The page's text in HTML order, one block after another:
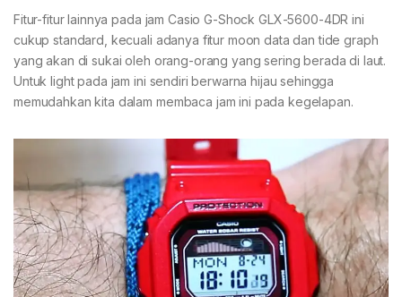
Fitur-fitur lainnya pada jam Casio G-Shock GLX-5600-4DR ini
cukup standard, kecuali adanya fitur moon data dan tide graph
yang akan di sukai oleh orang-orang yang sering berada di laut.
Untuk light pada jam ini sendiri berwarna hijau sehingga
memudahkan kita dalam membaca jam ini pada kegelapan.